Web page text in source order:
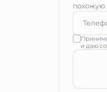
похожую
и даю